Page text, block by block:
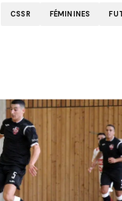
CSSR FÉMININES